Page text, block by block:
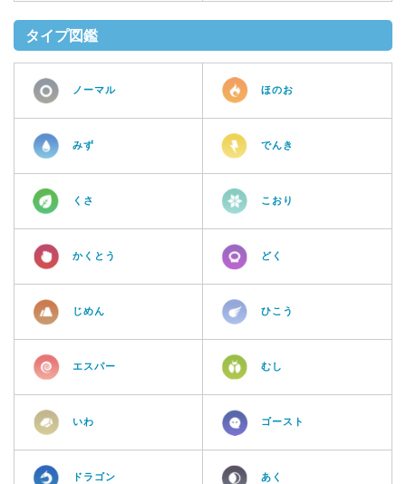
タイプ図鑑
ノーマル ほのお
みず でんき
くさ こおり
かくとう どく
じめん ひこう
エスパー むし
いわ ゴースト
ドラゴン あく